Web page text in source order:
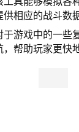
相应的战斗数
于游戏中的一些
帮助玩家更快